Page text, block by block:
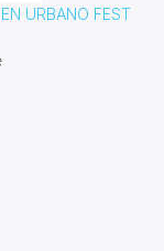
URBANO FEST